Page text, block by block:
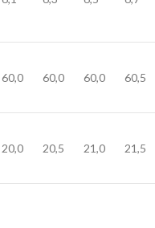
60,0 60,0 60,0 60,5
20,0 20,5 21,0 21,5